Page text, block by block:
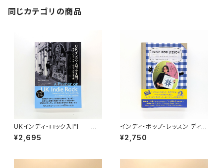
同じカテゴリの商品
UKインディ・ロック入門 ポ
スト・パンク、ギター・ポップ、スカ
とダブ編
¥2,695
インディ・ポップ・レッスン ディス
クガイド
¥2,750